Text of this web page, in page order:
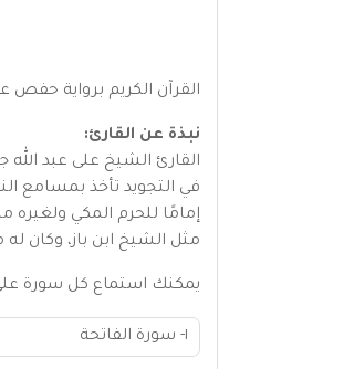
القرآن الكريم برواية
نبذة عن القارئ:
القارئ الشيخ على عبد
إمامًا للحرم المكي ولغيره
مثل الشيخ ابن باز، وكان
يمكنك استماع كل سورة
١- سورة الفاتحة